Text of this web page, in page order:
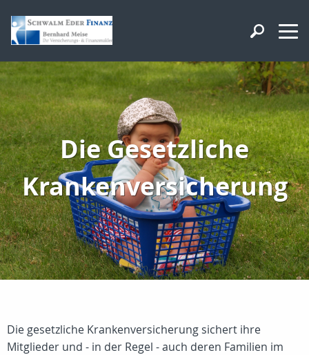
Die Gesetzliche
Krankenversicherung
Die gesetzliche Krankenversicherung sichert ihre
Mitglieder und - in der Regel - auch deren Familien im